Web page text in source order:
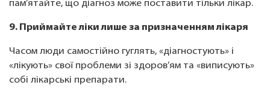
пам’ятайте, що діагноз може поставити тільки лікар.
9. Приймайте ліки лише за призначенням лікаря
Часом люди самостійно гуглять, «діагностують» і
«лікують» свої проблеми зі здоров’ям та «виписують»
собі лікарські препарати.